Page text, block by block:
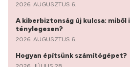
2026. AUGUSZTUS 6.
A kiberbiztonság új kulcsa: miből
ténylegesen?
2026. AUGUSZTUS 6.
Hogyan építsünk számítógépet?